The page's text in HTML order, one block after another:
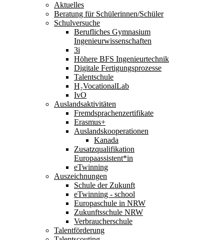
Aktuelles
Beratung für Schülerinnen/Schüler
Schulversuche
Berufliches Gymnasium
Ingenieurwissenschaften
3i
Höhere BFS Ingenieurtechnik
Digitale Fertigungsprozesse
Talentschule
H₂VocationalLab
IvO
Auslandsaktivitäten
Fremdsprachenzertifikate
Erasmus+
Auslandskooperationen
Kanada
Zusatzqualifikation
Europaassistent*in
eTwinning
Auszeichnungen
Schule der Zukunft
eTwinning - school
Europaschule in NRW
Zukunftsschule NRW
Verbraucherschule
Talentförderung